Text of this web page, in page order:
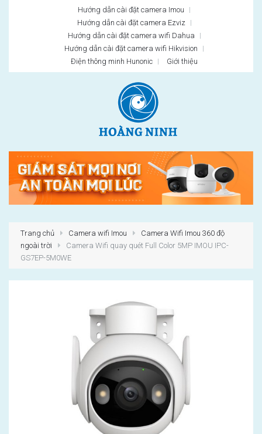
Hướng dẫn cài đặt camera Imou
Hướng dẫn cài đặt camera Ezviz
Hướng dẫn cài đặt camera wifi Dahua
Hướng dẫn cài đặt camera wifi Hikvision
Điện thông minh Hunonic
Giới thiệu
Trang chủ Camera wifi Imou
Camera Wifi Imou 360 độ
ngoài trời
Camera Wifi quay quét Full Color 5MP IMOU IPC-
GS7EP-5M0WE